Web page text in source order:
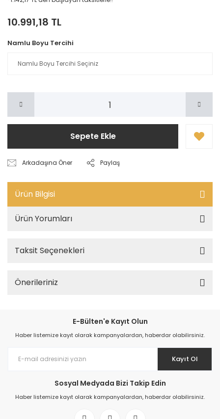
10.991,18 TL
Namlu Boyu Tercihi
Sepete Ekle
Arkadaşına Öner Paylaş
Ürün Bilgisi
Ürün Yorumları
Taksit Seçenekleri
Önerileriniz
E-Bülten'e Kayıt Olun
Haber listemize kayıt olarak kampanyalardan, haberdar olabilirsiniz.
Kayıt Ol
Sosyal Medyada Bizi Takip Edin
Haber listemize kayıt olarak kampanyalardan, haberdar olabilirsiniz.